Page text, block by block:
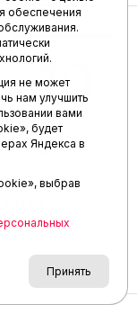
10
февраль '24
обеспечения
не может
нам улучшить
вами
будет
Яндекса в
выбрав
Принять